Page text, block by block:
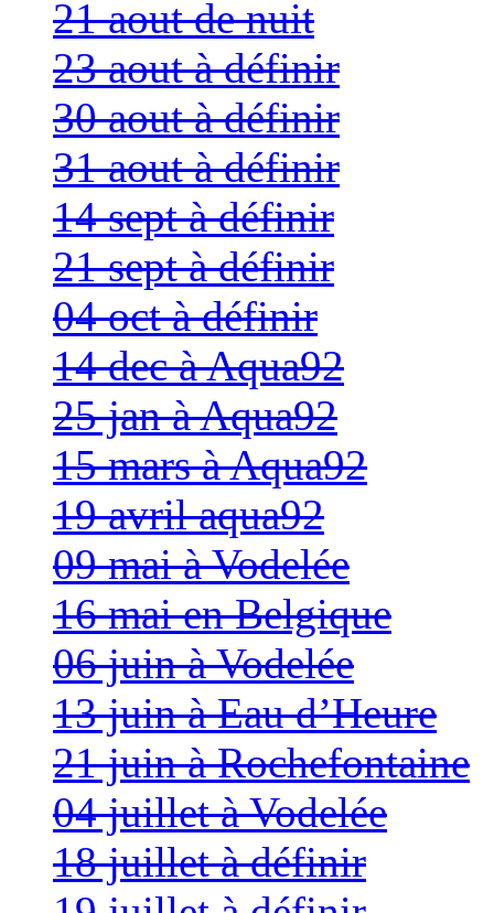
21 aout de nuit
23 aout à définir
30 aout à définir
31 aout à définir
14 sept à définir
21 sept à définir
04 oct à définir
14 dec à Aqua92
25 jan à Aqua92
15 mars à Aqua92
19 avril aqua92
09 mai à Vodelée
16 mai en Belgique
06 juin à Vodelée
13 juin à Eau d’Heure
21 juin à Rochefontaine
04 juillet à Vodelée
18 juillet à définir